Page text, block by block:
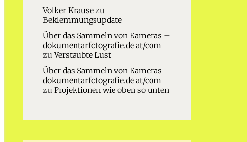
Volker Krausezu
Beklemmungsupdate
Über das Sammeln von Kameras –
dokumentarfotografie.de at/com
zuVerstaubte Lust
Über das Sammeln von Kameras –
dokumentarfotografie.de at/com
zu Projektionen wie oben so unten